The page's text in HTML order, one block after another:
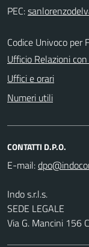
PEC:
Codice Univoco per
Ufficio Relazioni
Uffici e orari
Numeri utili
CONTATTI D.P.O.
E-mail:
Indo s.r.l.s.
SEDE LEGALE
Via G. Mancini 156